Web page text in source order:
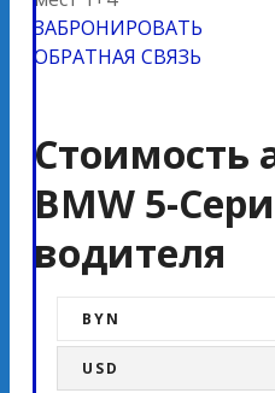
ЗАБРОНИРОВАТЬ
ОБРАТНАЯ СВЯЗЬ
Стоимость
BMW 5-
водителя
BYN
USD